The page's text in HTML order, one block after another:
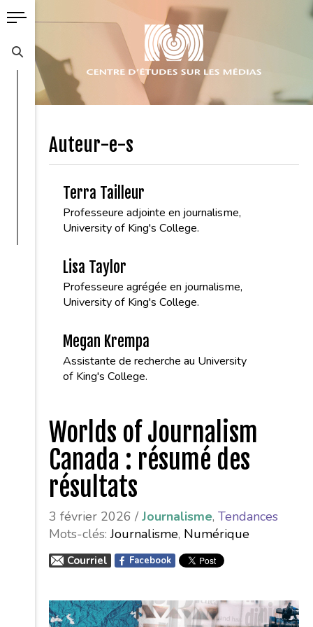
Auteur-e-s
Terra Tailleur
Professeure adjointe en journalisme,
University of King's College.
Lisa Taylor
Professeure agrégée en journalisme,
University of King's College.
Megan Krempa
Assistante de recherche au University
of King's College.
Worlds of Journalism
Canada : résumé des
résultats
3 février 2026 /Journalisme, Tendances
Mots-clés:Journalisme, Numérique
Courriel Facebook